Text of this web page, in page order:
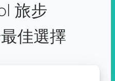
旅步
佳選擇